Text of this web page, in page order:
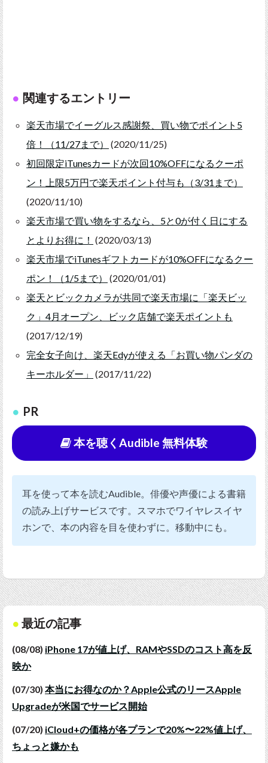
関連するエントリー
楽天市場でイーグルス感謝祭、買い物でポイント5
倍！（11/27まで）
(2020/11/25)
初回限定iTunesカードが次回10%OFFになるクーポ
ン！上限5万円で楽天ポイント付与も（3/31まで）
(2020/11/10)
楽天市場で買い物をするなら、5と0が付く日にする
とよりお得に！ (2020/03/13)
楽天市場でiTunesギフトカードが10%OFFになるクー
ポン！（1/5まで）
(2020/01/01)
楽天とビックカメラが共同で楽天市場に「楽天ビッ
ク」4月オープン、ビック店舗で楽天ポイントも
(2017/12/19)
完全女子向け、楽天Edyが使える「お買い物パンダの
キーホルダー」
(2017/11/22)
PR
本を聴くAudible 無料体験
耳を使って本を読むAudible。俳優や声優による書籍
の読み上げサービスです。スマホでワイヤレスイヤ
ホンで、本の内容を目を使わずに。移動中にも。
最近の記事
(08/08) iPhone 17が値上げ、RAMやSSDのコスト高を反
映か
(07/30) 本当にお得なのか？Apple公式のリースApple
Upgradeが米国でサービス開始
(07/20) iCloud+の価格が各プランで20%〜22%値上げ、
ちょっと嫌かも